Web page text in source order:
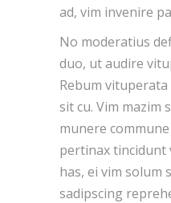
ad, vim invenire
No moderatius
duo, ut audire
Rebum
sit cu. Vim mazim
munere
pertinax tincidunt
has, ei vim solum
sadipscing